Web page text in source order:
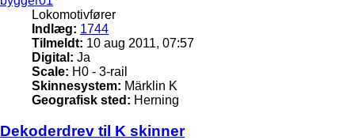
Lokomotivfører
Indlæg: 1744
Tilmeldt: 10 aug 2011, 07:57
Digital: Ja
Scale: H0 - 3-rail
Skinnesystem: Märklin K
Geografisk sted: Herning
Dekoderdrev til K skinner